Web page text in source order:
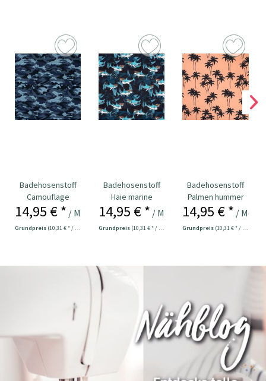
Badehosenstoff
Haie marine
14,95 € * / Meter
Grundpreis (10,31 € * / 1 m²)
Badehosenstoff
Palmen hummer
14,95 € * / Meter
Grundpreis (10,31 € * / 1 m²)
Badehosenstoff
Hummer
14,95 € * / Meter
Grundpreis (10,31 € * / 1 m²)